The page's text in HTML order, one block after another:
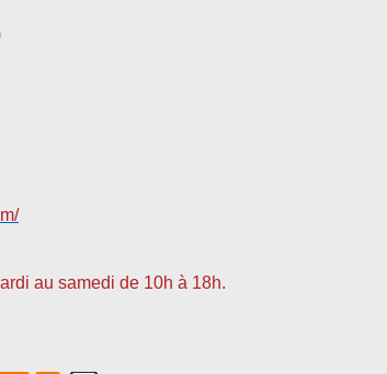
au samedi de 10h à 18h.